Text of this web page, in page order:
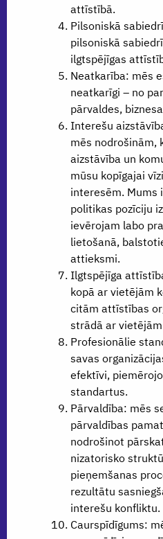
attīstībā.
Pilsoniskā
pilsoniskā
ilgtspējīgas
Neatkarība: mēs
neatkarīgi – no
pārvaldes,
Interešu
mēs nodrošinām,
aizstāvība un
mūsu kopīgajai
interesēm. Mums
politikas pozīciju
ievērojam labo
lietošanā,
attieksmi.
Ilgtspējīga
kopā ar vietējām
citām attīstības
strādā ar
Profesionālie
savas
efektīvi,
standartus.
Pārvaldība: mēs
pārvaldības
nodrošinot
nizatorisko
pieņemšanas
rezultātu
interešu konfliktu.
Caurspīdīgums: